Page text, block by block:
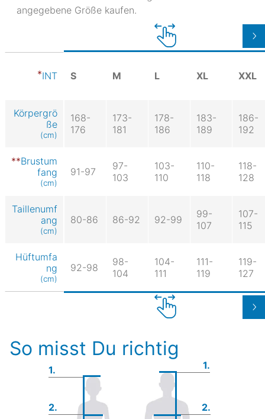
angegebene Größe kaufen.
INT S M L XL XXL
Körpergrö
ße
(cm)
168-
176
173-
181
178-
186
183-
189
186-
192
Brustum
fang
(cm)
91-97
97-
103
103-
110
110-
118
118-
128
Taillenumf
ang
(cm)
80-86 86-92 92-99
99-
107
107-
115
Hüftumfa
ng
(cm)
92-98
98-
104
104-
111
111-
119
119-
127
So misst Du richtig
1. 1.
2.
2.